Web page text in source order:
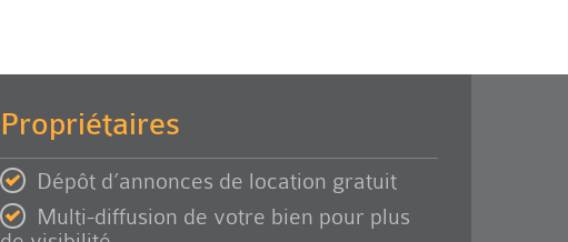
Propriétaires
Dépôt d’annonces de location gratuit
Multi-diffusion de votre bien pour plus